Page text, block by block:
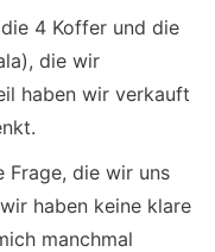
4 Koffer und die
die wir
haben wir verkauft
Frage, die wir uns
haben keine klare
manchmal